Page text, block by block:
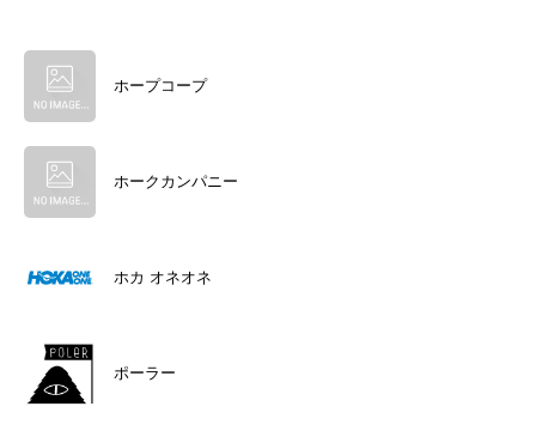
ホープコープ
ホークカンパニー
ホカ オネオネ
ポーラー